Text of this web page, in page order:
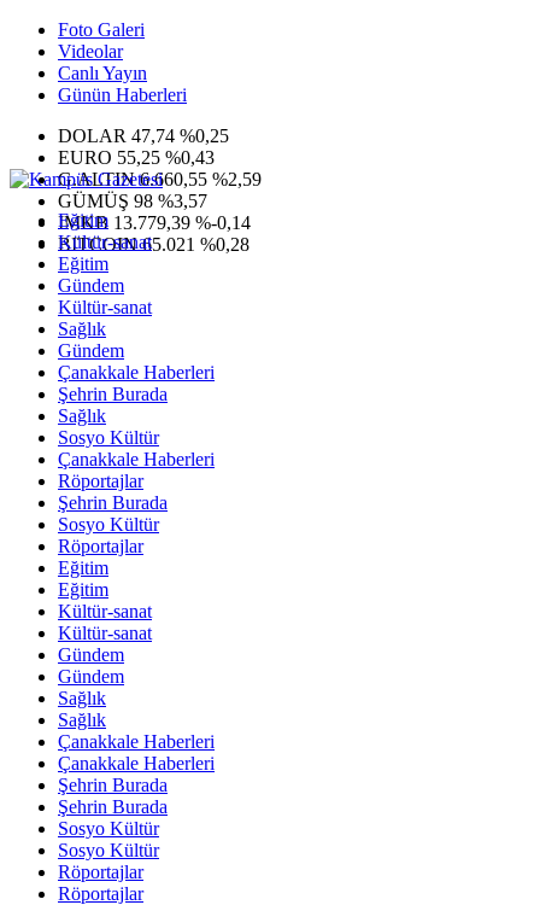
Foto Galeri
Videolar
Canlı Yayın
Günün Haberleri
DOLAR 47,74 %0,25
EURO 55,25 %0,43
G.ALTIN6.660,55 %2,59
GÜMÜŞ 98 %3,57
IMKB 13.779,39 %-0,14
BITCOIN65.021 %0,28
Eğitim
Kültür-sanat
Eğitim
Gündem
Kültür-sanat
Sağlık
Gündem
Çanakkale Haberleri
Şehrin Burada
Sağlık
Sosyo Kültür
Çanakkale Haberleri
Röportajlar
Şehrin Burada
Sosyo Kültür
Röportajlar
Eğitim
Eğitim
Kültür-sanat
Kültür-sanat
Gündem
Gündem
Sağlık
Sağlık
Çanakkale Haberleri
Çanakkale Haberleri
Şehrin Burada
Şehrin Burada
Sosyo Kültür
Sosyo Kültür
Röportajlar
Röportajlar